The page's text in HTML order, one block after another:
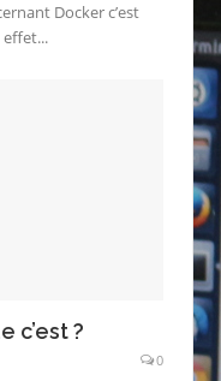
Docker c’est
effet...
c’est ?
0